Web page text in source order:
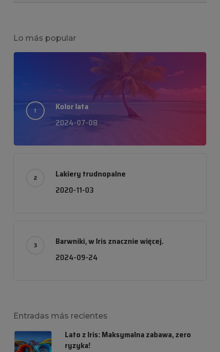
Lo más popular
Kolor lata
2024-07-08
Lakiery trudnopalne
2020-11-03
Barwniki, w Iris znacznie więcej.
2024-09-24
Entradas más recientes
Lato z Iris: Maksymalna zabawa, zero
ryzyka!